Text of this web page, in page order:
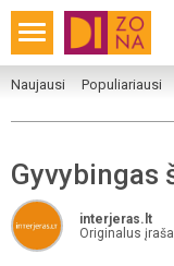
Naujausi Populiariausi
Gyvybingas
interjeras.lt
Originalus